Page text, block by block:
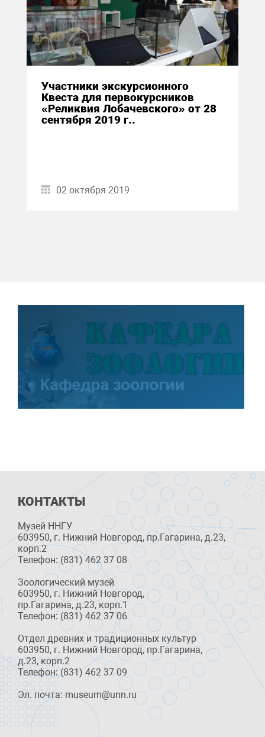
Участники экскурсионного
Квеста для первокурсников
«Реликвия Лобачевского» от 28
сентября 2019 г..
02 октября 2019
КОНТАКТЫ
Музей ННГУ
603950, г. Нижний Новгород, пр.Гагарина, д.23,
корп.2
Телефон: (831) 462 37 08
Зоологический музей
603950, г. Нижний Новгород,
пр.Гагарина, д.23, корп.1
Телефон: (831) 462 37 06
Отдел древних и традиционных культур
603950, г. Нижний Новгород, пр.Гагарина,
д.23, корп.2
Телефон: (831) 462 37 09
Эл. почта: museum@unn.ru